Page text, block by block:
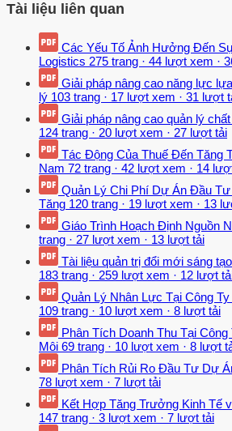
Tài liệu liên quan
Các Yếu Tố Ảnh Hưởng Đến
Logistics 275 trang · 44 lượt xem ·
Giải pháp nâng cao năng lực
lý 103 trang · 17 lượt xem · 31 lượt
Giải pháp nâng cao quản lý
124 trang · 20 lượt xem · 27 lượt tải
Tác Động Của Thuế Đến Tăng
Nam 72 trang · 42 lượt xem · 14
Quản Lý Chi Phí Dự Án Đầu
Tăng 120 trang · 19 lượt xem · 13
Giáo Trình Hoạch Định Nguồn
trang · 27 lượt xem · 13 lượt tải
Tài liệu quản trị đổi mới sáng
183 trang · 259 lượt xem · 12 lượt
Quản Lý Nhân Lực Tại Công
109 trang · 10 lượt xem · 8 lượt tải
Phân Tích Doanh Thu Tại
Môi 69 trang · 10 lượt xem · 8 lượt
Phân Tích Rủi Ro Đầu Tư Dự
78 lượt xem · 7 lượt tải
Kết Hợp Tăng Trưởng Kinh Tế
147 trang · 3 lượt xem · 7 lượt tải